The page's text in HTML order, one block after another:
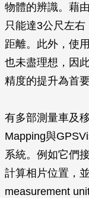
物體的辨識。藉
只能達3公尺左
距離。此外，使
也未盡理想，因
精度的提升為首要
有多部測量車及
Mapping與
系統。例如它們
計算相片位置，
measurement